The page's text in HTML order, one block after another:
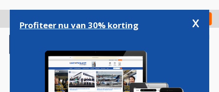
gaan
Check in
Profiteer nu van 30% korting x